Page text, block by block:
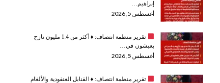
إبراهيم…
أغسطس 5, 2026
تقرير منظمة انتصاف: ♦️
أكثر من 1.4 مليون نازح
يعيشون في…
أغسطس 5, 2026
تقرير منظمة انتصاف: ♦️القنابل العنقودية والألغام